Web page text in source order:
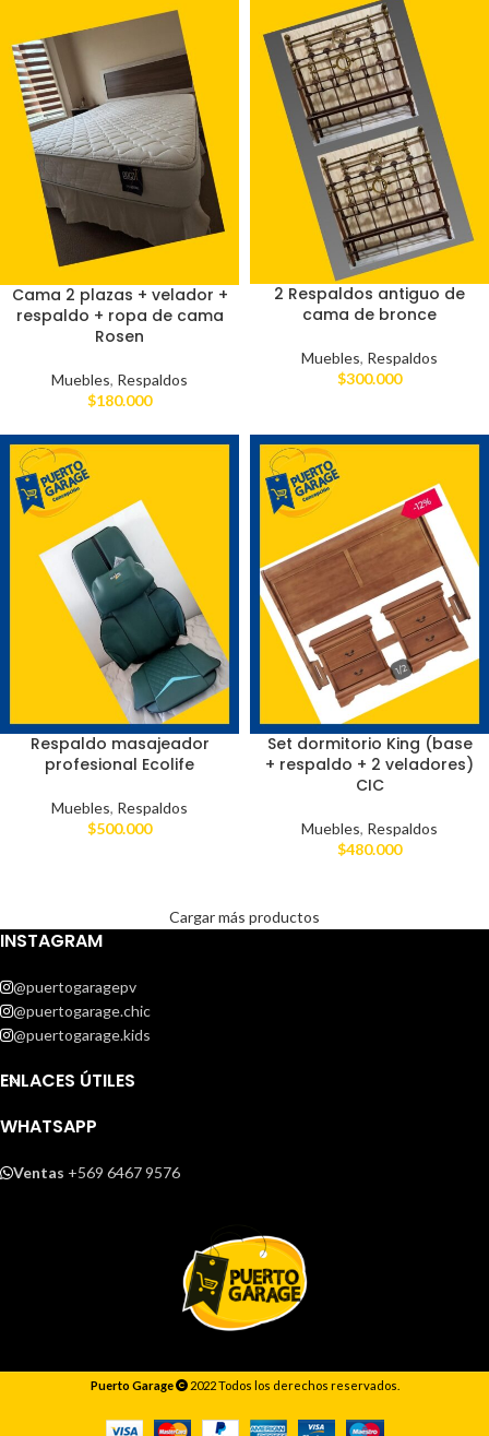
Cama 2 plazas + velador +
respaldo + ropa de cama
Rosen
Muebles, Respaldos
$180.000
2 Respaldos antiguo de
cama de bronce
Muebles, Respaldos
$300.000
Respaldo masajeador
profesional Ecolife
Muebles, Respaldos
$500.000
Set dormitorio King (base
+ respaldo + 2 veladores)
CIC
Muebles, Respaldos
$480.000
Cargar más productos
INSTAGRAM
@puertogaragepv
@puertogarage.chic
@puertogarage.kids
ENLACES ÚTILES
WHATSAPP
Ventas +569 6467 9576
Puerto Garage 2022 Todos los derechos reservados.